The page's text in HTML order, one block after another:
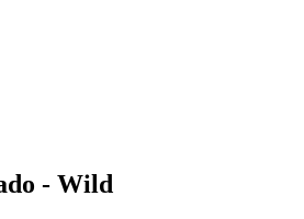
- Wild